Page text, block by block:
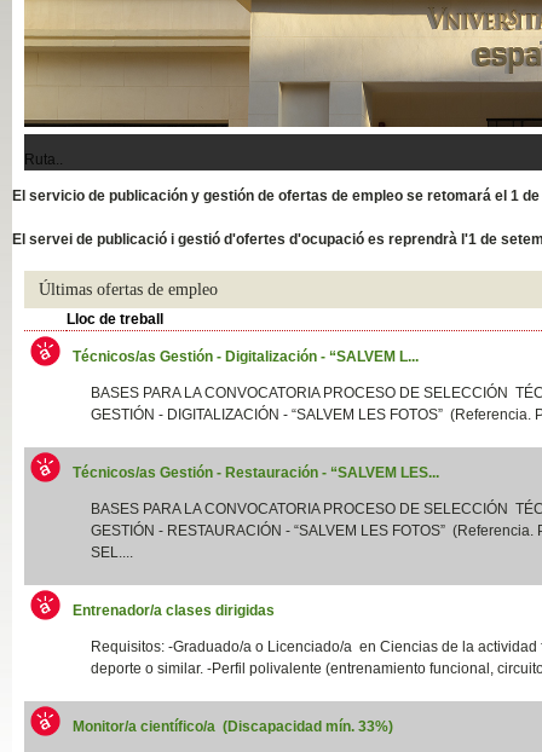
Ruta..
El servicio de publicación y gestión de ofertas de empleo se retomará el 1
El servei de publicació i gestió d'ofertes d'ocupació es reprendrà l'1 de
Últimas ofertas de empleo
Lloc de treball
Técnicos/as Gestión - Digitalización - “SALVEM L...
BASES PARA LA CONVOCATORIA PROCESO DE SELECCIÓN
GESTIÓN - DIGITALIZACIÓN - “SALVEM LES FOTOS” (Referencia.
Técnicos/as Gestión - Restauración - “SALVEM LES...
BASES PARA LA CONVOCATORIA PROCESO DE SELECCIÓN
GESTIÓN - RESTAURACIÓN - “SALVEM LES FOTOS” (Referencia.
SEL....
Entrenador/a clases dirigidas
Requisitos: -Graduado/a o Licenciado/a en Ciencias de la actividad
deporte o similar. -Perfil polivalente (entrenamiento funcional,
Monitor/a científico/a (Discapacidad mín. 33%)